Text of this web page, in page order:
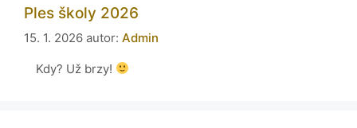
Ples školy 2026
15. 1. 2026 autor: Admin
Kdy? Už brzy!